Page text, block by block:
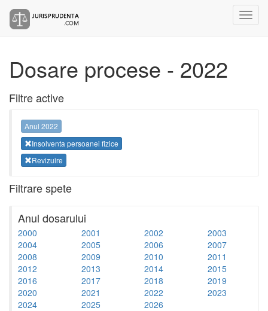
Dosare procese - 2022
Filtre active
Anul 2022
Insolventa persoanei fizice
Revizuire
Filtrare spete
Anul dosarului
2000 2001 2002
2003
2004
2005 2006
2007
2008
2009 2010
2011
2012
2013 2014
2015
2016
2017 2018
2019
2020
2021 2022
2023
2024
2025 2026